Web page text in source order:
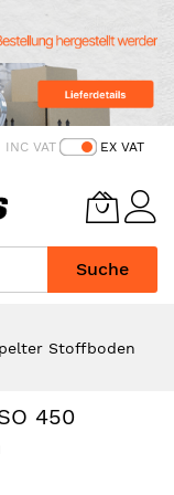
INC VAT EX VAT
Suche
Stoffboden
450